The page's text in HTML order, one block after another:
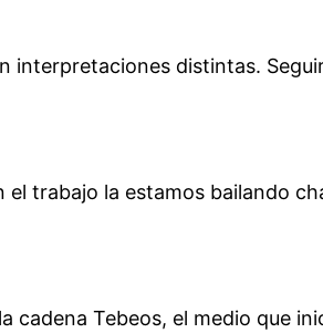
interpretaciones distintas.
trabajo la estamos bailando
cadena Tebeos, el medio que